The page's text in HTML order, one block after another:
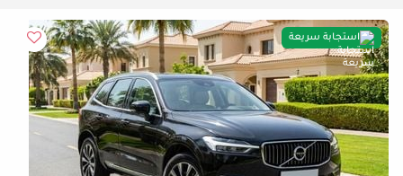
استجابة سريعة